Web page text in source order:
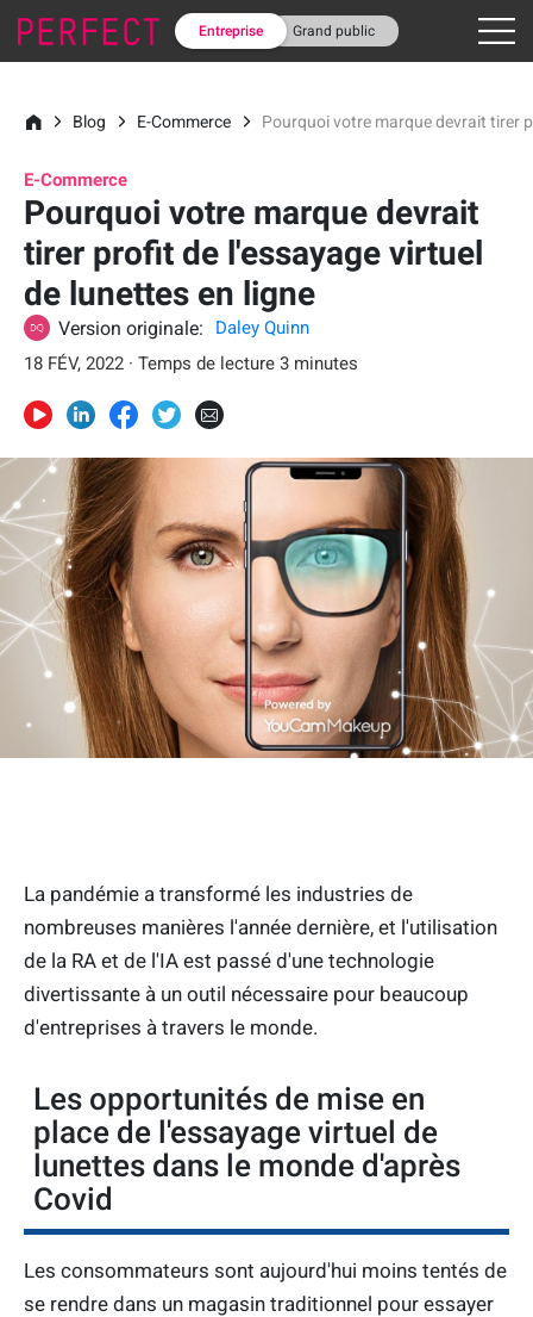
Entreprise Grand public
Blog E-Commerce Pourquoi votre marque devrait tirer
E-Commerce
Pourquoi votre marque devrait
tirer profit de l'essayage virtuel
de lunettes en ligne
Version originale:
Daley Quinn
18 FÉV, 2022 · Temps de lecture 3 minutes
La pandémie a transformé les industries de
nombreuses manières l'année dernière, et l'utilisation
de la RA et de l'IA est passé d'une technologie
divertissante à un outil nécessaire pour beaucoup
d'entreprises à travers le monde.
Les opportunités de mise en
place de l'essayage virtuel de
lunettes dans le monde d'après
Covid
Les consommateurs sont aujourd'hui moins tentés de
se rendre dans un magasin traditionnel pour essayer